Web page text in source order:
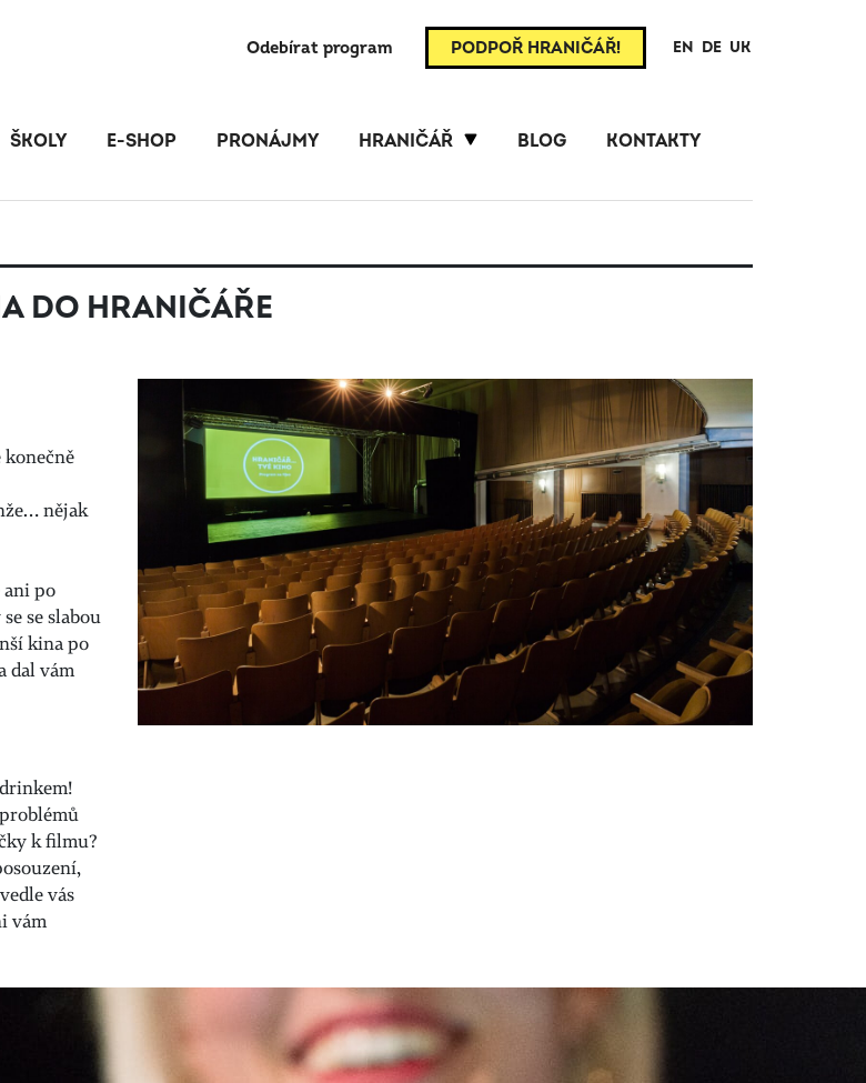
Odebírat program PODPOŘ HRANIČÁŘ! EN DE UK
ŠKOLY E-SHOP PRONÁJMY HRANIČÁŘ BLOG KONTAKTY
DO HRANIČÁŘE
nějak
ani po
se slabou
kina po
dal vám
k filmu?
vás
vám